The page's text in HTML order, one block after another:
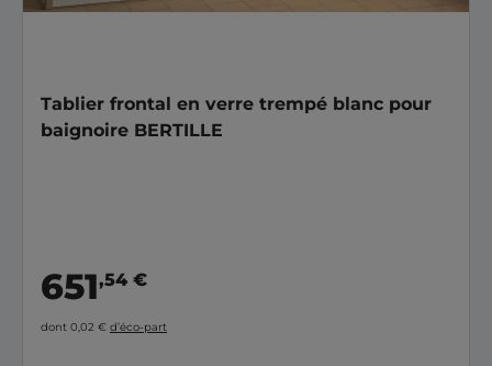
Tablier frontal en verre trempé blanc pour
baignoire BERTILLE
651,54 €
dont 0,02 € d’éco-part